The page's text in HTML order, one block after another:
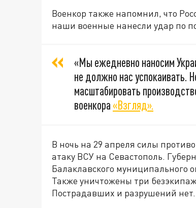
Военкор также напомнил, что
наши военные нанесли удар по
«Мы ежедневно наносим
не должно нас успокаивать.
масштабировать
военкора«Взгляд».
В ночь на 29 апреля силы
атаку ВСУ на Севастополь.
Балаклавского муниципального
Также уничтожены три
Пострадавших и разрушений нет.